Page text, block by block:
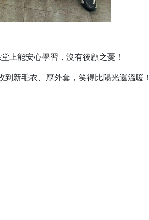
上能安心學習，沒有後顧之憂！
新毛衣、厚外套，笑得比陽光還溫暖！